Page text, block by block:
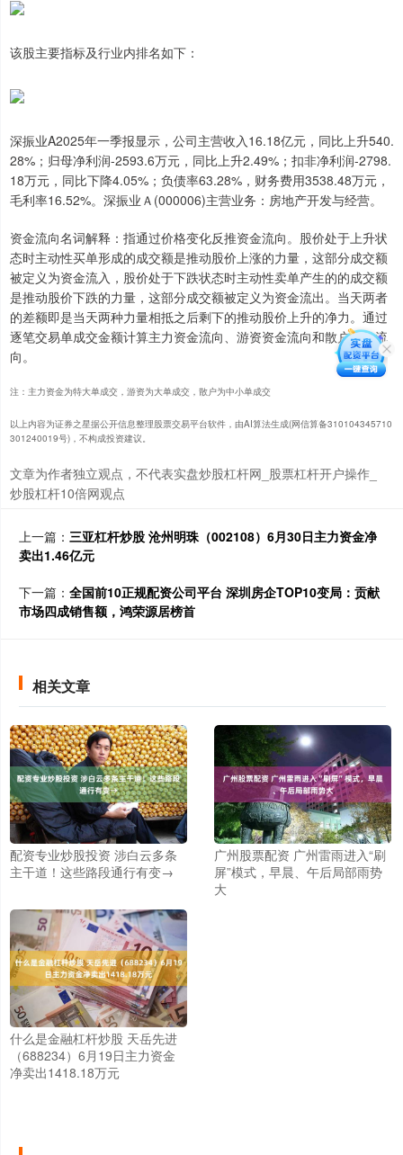
该股主要指标及行业内排名如下：
深振业A2025年一季报显示，公司主营收入16.18亿元，同比上升540.
28%；归母净利润-2593.6万元，同比上升2.49%；扣非净利润-2798.
18万元，同比下降4.05%；负债率63.28%，财务费用3538.48万元，
毛利率16.52%。深振业Ａ(000006)主营业务：房地产开发与经营。
资金流向名词解释：指通过价格变化反推资金流向。股价处于上升状
态时主动性买单形成的成交额是推动股价上涨的力量，这部分成交额
被定义为资金流入，股价处于下跌状态时主动性卖单产生的的成交额
是推动股价下跌的力量，这部分成交额被定义为资金流出。当天两者
的差额即是当天两种力量相抵之后剩下的推动股价上升的净力。通过
逐笔交易单成交金额计算主力资金流向、游资资金流向和散户资金流
向。
注：主力资金为特大单成交，游资为大单成交，散户为中小单成交
以上内容为证券之星据公开信息整理股票交易平台软件，由AI算法生成(网信算备310104345710
301240019号)，不构成投资建议。
文章为作者独立观点，不代表实盘炒股杠杆网_股票杠杆开户操作_
炒股杠杆10倍网观点
上一篇： 三亚杠杆炒股 沧州明珠（002108）6月30日主力资金净
卖出1.46亿元
下一篇： 全国前10正规配资公司平台 深圳房企TOP10变局：贡献
市场四成销售额，鸿荣源居榜首
相关文章
配资专业炒股投资 涉白云多条
主干道！这些路段通行有变→
广州股票配资 广州雷雨进入“刷
屏”模式，早晨、午后局部雨势
大
什么是金融杠杆炒股 天岳先进
（688234）6月19日主力资金
净卖出1418.18万元